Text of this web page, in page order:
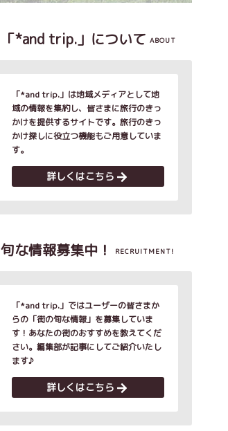
「*and trip.」について ABOUT
「*and trip.」は地域メディアとして地
域の情報を集約し、皆さまに旅行のきっ
かけを提供するサイトです。旅行のきっ
かけ探しに役立つ機能もご用意していま
す。
詳しくはこちら
旬な情報募集中！ RECRUITMENT!
「*and trip.」ではユーザーの皆さまか
らの「街の旬な情報」を募集していま
す！あなたの街のおすすめを教えてくだ
さい。編集部が記事にしてご紹介いたし
ます♪
詳しくはこちら